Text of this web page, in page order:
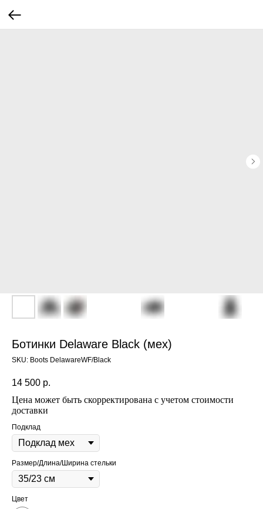
Ботинки Delaware Black (мех)
SKU: Boots DelawareWF/Black
14 500 р.
Цена может быть скорректирована с учетом стоимости
доставки
Подклад
Размер/Длина/Ширина стельки
Цвет